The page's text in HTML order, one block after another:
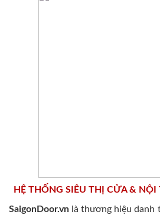
HỆ THỐNG SIÊU THỊ CỬA &
SaigonDoor.vn là thương hiệu danh